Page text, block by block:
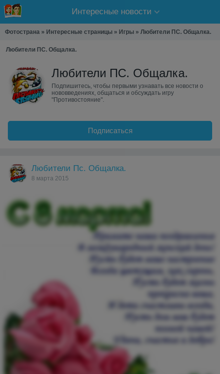
Интересные новости
Фотострана » Интересные страницы » Игры » Любители ПС. Общалка.
Любители ПС. Общалка.
Любители ПС. Общалка.
Подпишитесь, чтобы первыми узнавать все новости о
нововведениях, общаться и обсуждать игру
"Противостояние".
Подписаться
Любители Пс. Общалка.
8 марта 2015